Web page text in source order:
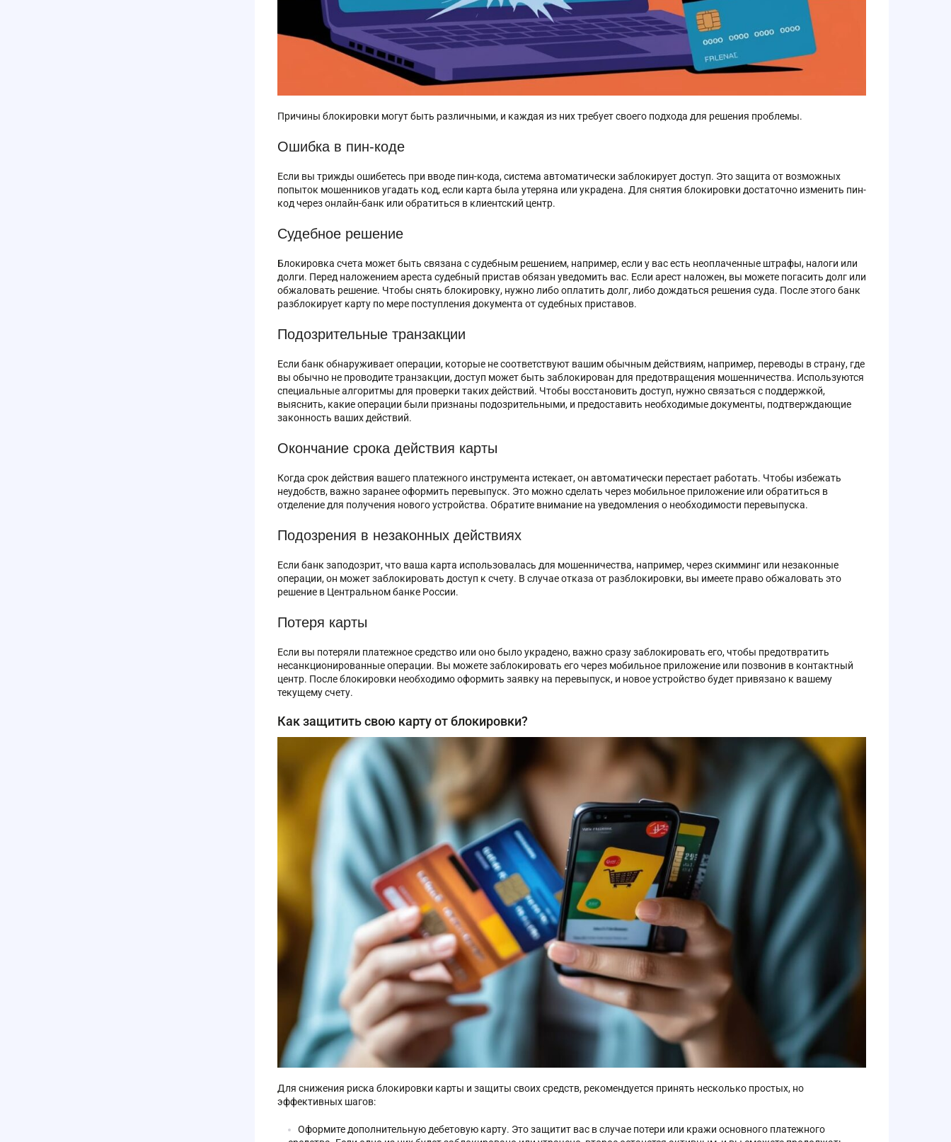
Причины блокировки могут быть различными, и каждая из них требует своего подхода для решения проблемы.
Ошибка в пин-коде
Если вы трижды ошибетесь при вводе пин-кода, система автоматически заблокирует доступ. Это защита от возможных
попыток мошенников угадать код, если карта была утеряна или украдена. Для снятия блокировки достаточно изменить пин-
код через онлайн-банк или обратиться в клиентский центр.
Судебное решение
Блокировка счета может быть связана с судебным решением, например, если у вас есть неоплаченные штрафы, налоги или
долги. Перед наложением ареста судебный пристав обязан уведомить вас. Если арест наложен, вы можете погасить долг или
обжаловать решение. Чтобы снять блокировку, нужно либо оплатить долг, либо дождаться решения суда. После этого банк
разблокирует карту по мере поступления документа от судебных приставов.
Подозрительные транзакции
Если банк обнаруживает операции, которые не соответствуют вашим обычным действиям, например, переводы в страну, где
вы обычно не проводите транзакции, доступ может быть заблокирован для предотвращения мошенничества. Используются
специальные алгоритмы для проверки таких действий. Чтобы восстановить доступ, нужно связаться с поддержкой,
выяснить, какие операции были признаны подозрительными, и предоставить необходимые документы, подтверждающие
законность ваших действий.
Окончание срока действия карты
Когда срок действия вашего платежного инструмента истекает, он автоматически перестает работать. Чтобы избежать
неудобств, важно заранее оформить перевыпуск. Это можно сделать через мобильное приложение или обратиться в
отделение для получения нового устройства. Обратите внимание на уведомления о необходимости перевыпуска.
Подозрения в незаконных действиях
Если банк заподозрит, что ваша карта использовалась для мошенничества, например, через скимминг или незаконные
операции, он может заблокировать доступ к счету. В случае отказа от разблокировки, вы имеете право обжаловать это
решение в Центральном банке России.
Потеря карты
Если вы потеряли платежное средство или оно было украдено, важно сразу заблокировать его, чтобы предотвратить
несанкционированные операции. Вы можете заблокировать его через мобильное приложение или позвонив в контактный
центр. После блокировки необходимо оформить заявку на перевыпуск, и новое устройство будет привязано к вашему
текущему счету.
Как защитить свою карту от блокировки?
Для снижения риска блокировки карты и защиты своих средств, рекомендуется принять несколько простых, но
эффективных шагов:
Оформите дополнительную дебетовую карту. Это защитит вас в случае потери или кражи основного платежного